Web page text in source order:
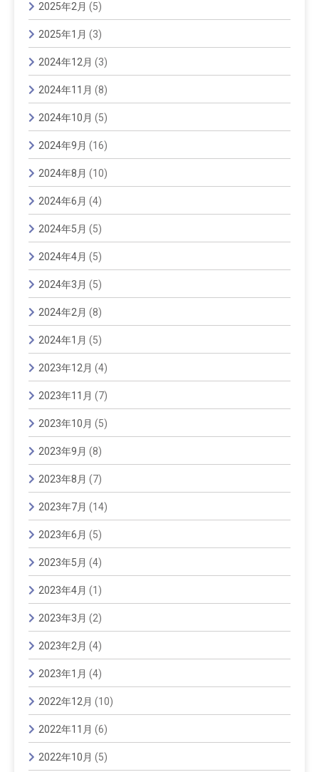
2025年2月 (5)
2025年1月 (3)
2024年12月 (3)
2024年11月 (8)
2024年10月 (5)
2024年9月 (16)
2024年8月 (10)
2024年6月 (4)
2024年5月 (5)
2024年4月 (5)
2024年3月 (5)
2024年2月 (8)
2024年1月 (5)
2023年12月 (4)
2023年11月 (7)
2023年10月 (5)
2023年9月 (8)
2023年8月 (7)
2023年7月 (14)
2023年6月 (5)
2023年5月 (4)
2023年4月 (1)
2023年3月 (2)
2023年2月 (4)
2023年1月 (4)
2022年12月 (10)
2022年11月 (6)
2022年10月 (5)